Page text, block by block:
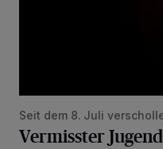
Seit dem 8. Juli
Vermisster